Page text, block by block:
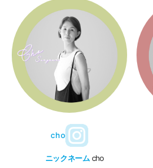
cho
ニックネーム cho